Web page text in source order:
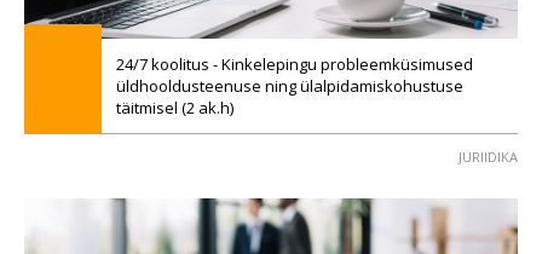
24/7 koolitus - Kinkelepingu probleemküsimused
üldhooldusteenuse ning ülalpidamiskohustuse
täitmisel (2 ak.h)
JURIIDIKA